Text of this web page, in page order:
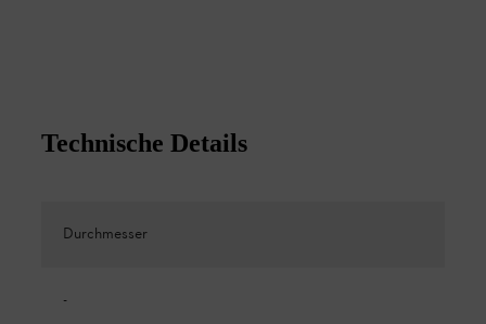
Technische Details
Durchmesser
-